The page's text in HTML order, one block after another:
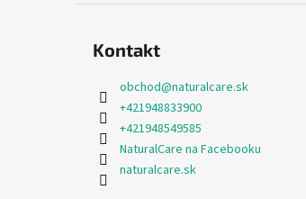
Kontakt
obchod@naturalcare.sk
+421948833900
+421948549585
NaturalCare na Facebooku
naturalcare.sk